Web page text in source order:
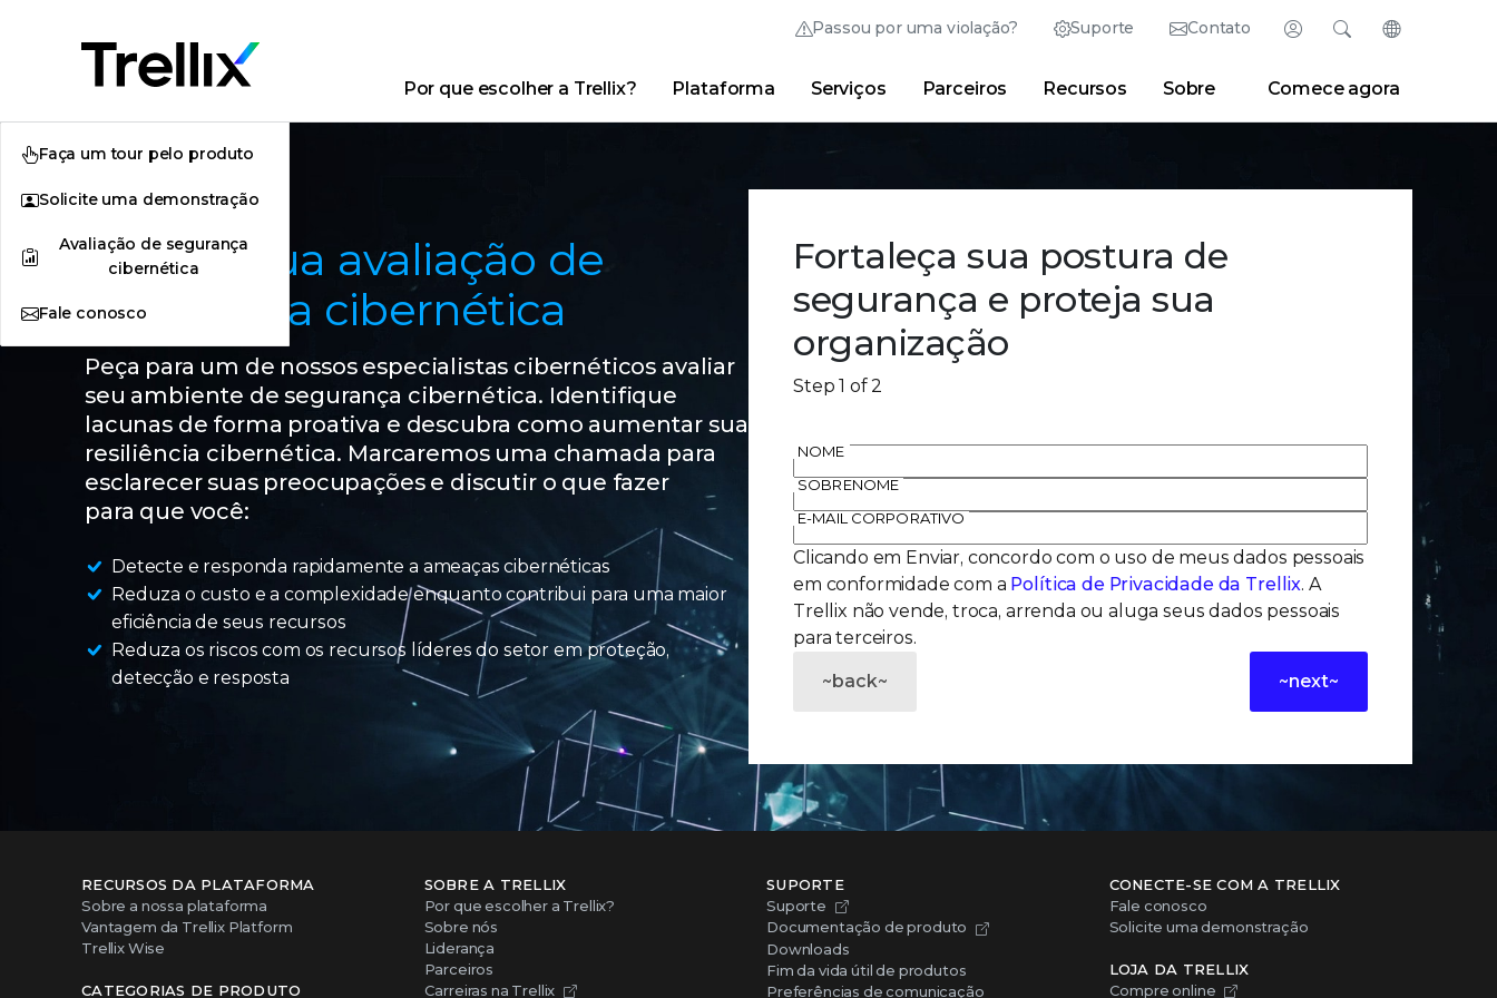
Passou por uma violação? Suporte Contato Fazer login
Thrive Community Partner Portal Developer Portal
PesquisarAlterar idioma
English (Inglês)
Français (Francês)
Português (Português)
Por que escolher a Trellix? Plataforma Serviços Parceiros Recursos Sobre Comece agora
Faça um tour pelo produto
Solicite uma demonstração
Avaliação de segurança
cibernética
Fale conosco
Solicite sua avaliação de
segurança cibernética
Peça para um de nossos especialistas cibernéticos avaliar
seu ambiente de segurança cibernética. Identifique
lacunas de forma proativa e descubra como aumentar sua
resiliência cibernética. Marcaremos uma chamada para
esclarecer suas preocupações e discutir o que fazer
para que você:
Detecte e responda rapidamente a ameaças cibernéticas
Reduza o custo e a complexidade enquanto contribui para uma maior
eficiência de seus recursos
Reduza os riscos com os recursos líderes do setor em proteção,
detecção e resposta
Fortaleça sua postura de
segurança e proteja sua
organização
Step 1 of 2
NOME
SOBRENOME
E-MAIL CORPORATIVO
Clicando em Enviar, concordo com o uso de meus dados pessoais
em conformidade com a Política de Privacidade da Trellix. A
Trellix não vende, troca, arrenda ou aluga seus dados pessoais
para terceiros.
~back~ ~next~
RECURSOS DA PLATAFORMA
Sobre a nossa plataforma
Vantagem da Trellix Platform
Trellix Wise
CATEGORIAS DE PRODUTO
SOBRE A TRELLIX
Por que escolher a Trellix?
Sobre nós
Liderança
Parceiros
Carreiras na Trellix
SUPORTE
Suporte
Documentação de produto
Downloads
Fim da vida útil de produtos
Preferências de comunicação
CONECTE-SE COM A TRELLIX
Fale conosco
Solicite uma demonstração
LOJA DA TRELLIX
Compre online